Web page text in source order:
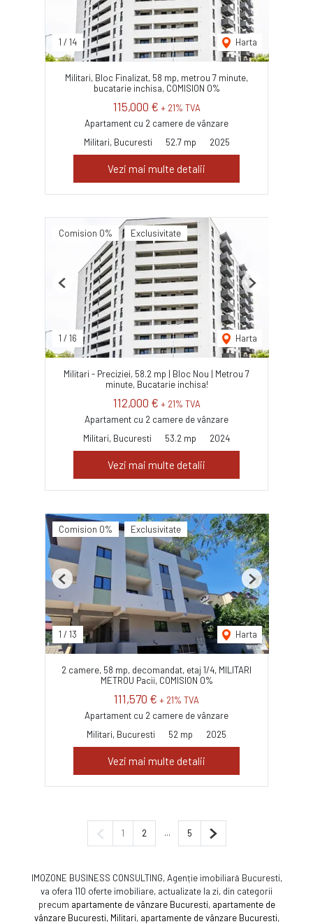
1 / 14 Harta
Militari, Bloc Finalizat, 58 mp, metrou 7 minute,
bucatarie inchisa, COMISION 0%
115,000 € + 21% TVA
Apartament cu 2 camere de vânzare
Militari, Bucuresti
52.7 mp 2025
Vezi mai multe detalii
Comision 0% Exclusivitate
1 / 16 Harta
Previous Next
Militari - Preciziei, 58.2 mp | Bloc Nou | Metrou 7
minute, Bucatarie inchisa!
112,000 € + 21% TVA
Apartament cu 2 camere de vânzare
Militari, Bucuresti
53.2 mp 2024
Vezi mai multe detalii
Comision 0% Exclusivitate
1 / 13 Harta
Previous Next
2 camere, 58 mp, decomandat, etaj 1/4, MILITARI
METROU Pacii, COMISION 0%
111,570 € + 21% TVA
Apartament cu 2 camere de vânzare
Militari, Bucuresti
52 mp 2025
Vezi mai multe detalii
Pagina anterioară
1 2 ... 5 Pagina următoare
IMOZONE BUSINESS CONSULTING, Agenție imobiliară Bucuresti,
va ofera 110 oferte imobiliare, actualizate la zi, din categorii
precum apartamente de vânzare Bucuresti, apartamente de
vânzare Bucuresti, Militari, apartamente de vânzare Bucuresti,